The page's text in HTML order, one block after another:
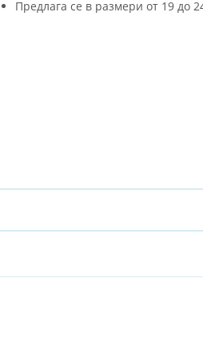
Предлага се в размери от 19 до